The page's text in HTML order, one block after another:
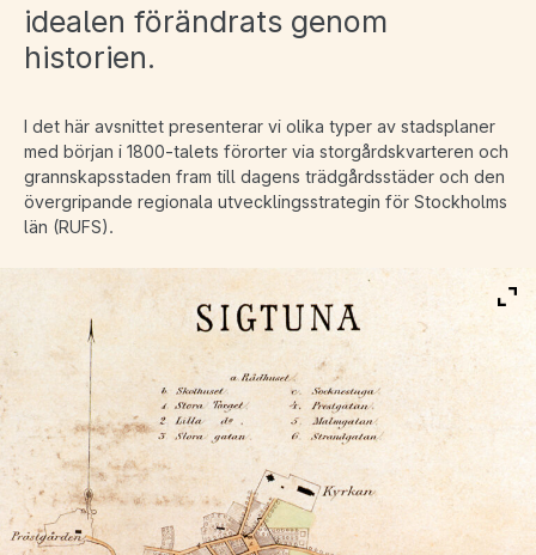
idealen förändrats genom
historien.
I det här avsnittet presenterar vi olika typer av stadsplaner
med början i 1800-talets förorter via storgårdskvarteren och
grannskapsstaden fram till dagens trädgårdsstäder och den
övergripande regionala utvecklingsstrategin för Stockholms
län (RUFS).